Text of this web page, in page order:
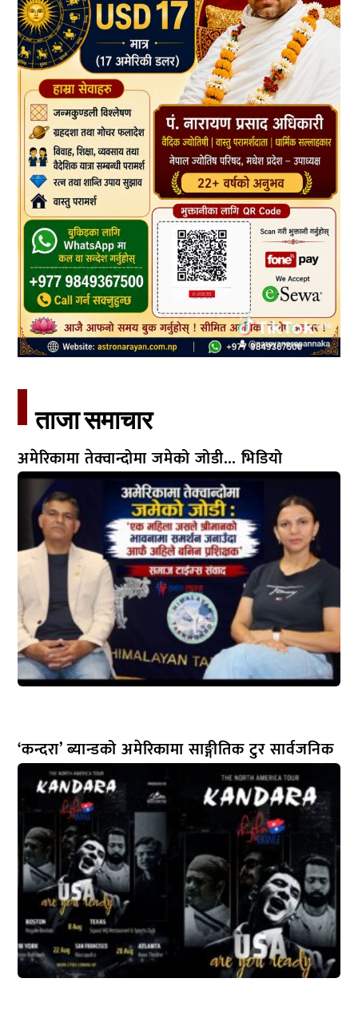
ताजा समाचार​
अमेरिकामा तेक्वान्दोमा जमेको जोडी… भिडियो
‘कन्दरा’ ब्यान्डको अमेरिकामा साङ्गीतिक टुर सार्वजनिक